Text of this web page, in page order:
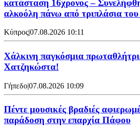
κατάσταση 16χρονος –
αλκοόλη πάνω από τριπλάσια του
Κύπρος|07.08.2026 10:11
Χάλκινη παγκόσμια
Χατζηκώστα!
Γήπεδο|07.08.2026 10:09
Πέντε μουσικές βραδιές
παράδοση στην επαρχία Πάφου